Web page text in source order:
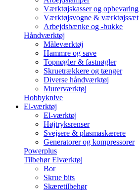
Værktøjskasser og opbevaring
Værktøjsvogne & værktøjssæt
Arbejdsbænke og -bukke
Håndværktøj
Måleværktøj
Hammre og save
Topnøgler & fastnøgler
Skruetrækkere og tænger
Diverse håndværktøj
Murerværktøj
Hobbyknive
El-værktøj
El-værktøj
Højtryksrenser
Svejsere & plasmaskærere
Generatorer og kompressorer
Powerplus
Tilbehør Elværktøj
Bor
Skrue bits
Skæretilbehør